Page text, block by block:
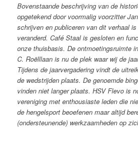
Bovenstaande beschrijving van de
opgetekend door voormalig voorzitter
schrijven en publiceren van dit verhaal
veranderd. Café Staal is gesloten en
onze thuisbasis. De ontmoetingsruimte
C. Roëlllaan is nu de plek waar wij de
Tijdens de jaarvergadering vindt de
de wedstrijden plaats. De genoemde
vinden niet langer plaats. HSV Flevo is
vereniging met enthousiaste leden die
de hengelsport beoefenen maar altijd
(ondersteunende) werkzaamheden op